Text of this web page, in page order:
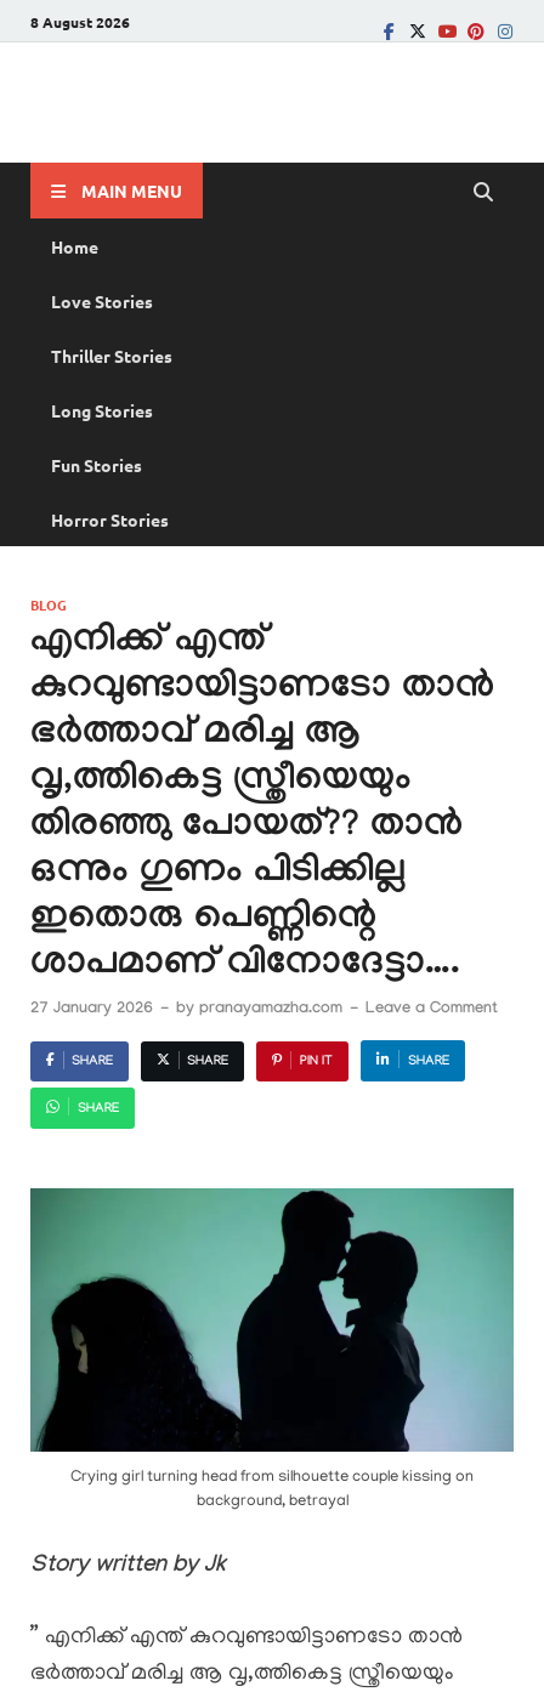
8 August 2026
MAIN MENU
Home
Love Stories
Thriller Stories
Long Stories
Fun Stories
Horror Stories
BLOG
എനിക്ക് എന്ത്
കുറവുണ്ടായിട്ടാണടോ താൻ
ഭർത്താവ് മരിച്ച ആ
വൃ,ത്തികെട്ട സ്ത്രീയെയും
തിരഞ്ഞു പോയത്?? താൻ
ഒന്നും ഗുണം പിടിക്കില്ല
ഇതൊരു പെണ്ണിന്റെ
ശാപമാണ് വിനോദേട്ടാ….
27 January 2026 - by pranayamazha.com - Leave a Comment
SHARE SHARE PIN IT SHARE
SHARE
Crying girl turning head from silhouette couple kissing on
background, betrayal
Story written by Jk
” എനിക്ക് എന്ത് കുറവുണ്ടായിട്ടാണടോ താൻ
ഭർത്താവ് മരിച്ച ആ വൃ,ത്തികെട്ട സ്ത്രീയെയും